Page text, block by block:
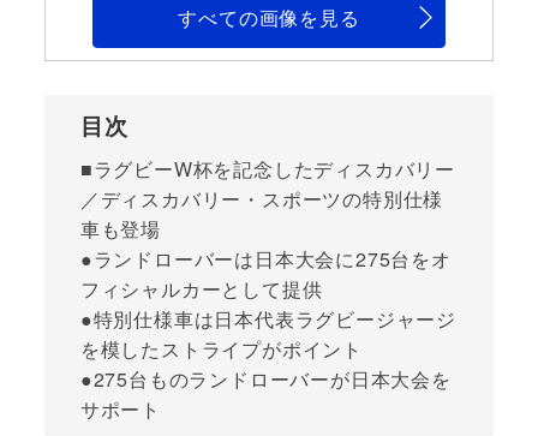
すべての画像を見る
目次
■ラグビーW杯を記念したディスカバリー
／ディスカバリー・スポーツの特別仕様
車も登場
●ランドローバーは日本大会に275台をオ
フィシャルカーとして提供
●特別仕様車は日本代表ラグビージャージ
を模したストライプがポイント
●275台ものランドローバーが日本大会を
サポート